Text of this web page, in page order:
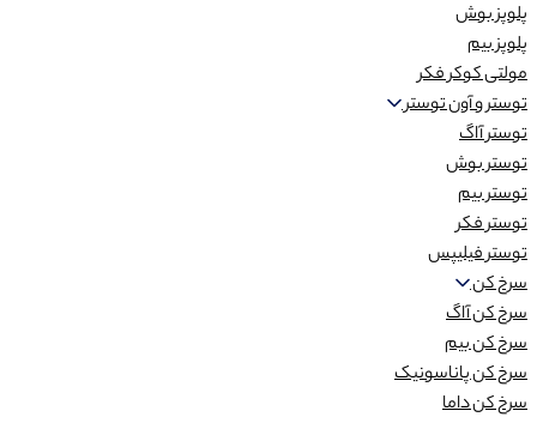
پلوپز بوش
پلوپز بیم
مولتی کوکر فکر
توستر و آون توستر
توستر آاگ
توستر بوش
توستر بیم
توستر فکر
توستر فیلیپس
سرخ کن
سرخ کن آاگ
سرخ کن بیم
سرخ کن پاناسونیک
سرخ کن داما